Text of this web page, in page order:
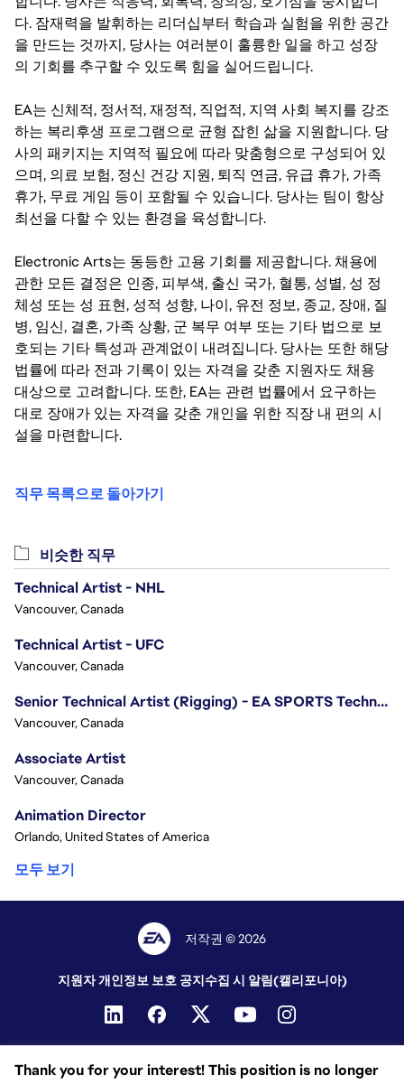
다. 잠재력을 발휘하는 리더십부터 학습과 실험을 위한 공간
을 만드는 것까지, 당사는 여러분이 훌륭한 일을 하고 성장
의 기회를 추구할 수 있도록 힘을 실어드립니다.
EA는 신체적, 정서적, 재정적, 직업적, 지역 사회 복지를 강조
하는 복리후생 프로그램으로 균형 잡힌 삶을 지원합니다. 당
사의 패키지는 지역적 필요에 따라 맞춤형으로 구성되어 있
으며, 의료 보험, 정신 건강 지원, 퇴직 연금, 유급 휴가, 가족
휴가, 무료 게임 등이 포함될 수 있습니다. 당사는 팀이 항상
최선을 다할 수 있는 환경을 육성합니다.
Electronic Arts는 동등한 고용 기회를 제공합니다. 채용에
관한 모든 결정은 인종, 피부색, 출신 국가, 혈통, 성별, 성 정
체성 또는 성 표현, 성적 성향, 나이, 유전 정보, 종교, 장애, 질
병, 임신, 결혼, 가족 상황, 군 복무 여부 또는 기타 법으로 보
호되는 기타 특성과 관계없이 내려집니다. 당사는 또한 해당
법률에 따라 전과 기록이 있는 자격을 갖춘 지원자도 채용
대상으로 고려합니다. 또한, EA는 관련 법률에서 요구하는
대로 장애가 있는 자격을 갖춘 개인을 위한 직장 내 편의 시
설을 마련합니다.
직무 목록으로 돌아가기
Thank you for your interest! This position is no longer
비슷한 직무
Technical Artist - NHL
Vancouver, Canada
Technical Artist - UFC
Vancouver, Canada
Senior Technical Artist (Rigging) - EA SPORTS Technology
Vancouver, Canada
Associate Artist
Vancouver, Canada
Animation Director
Orlando, United States of America
모두 보기
저작권 © 2026
지원자 개인정보 보호 공지수집 시 알림(캘리포니아)